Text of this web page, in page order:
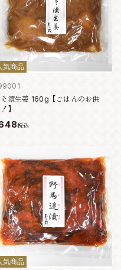
気商品
漬生姜 160g【ごはんのお供
】
税込
気商品